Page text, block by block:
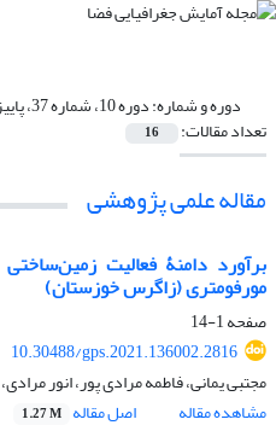
دوره و شماره:دوره 10، شماره 37، پاییز 1399، صفحه 1-258
تعداد مقالات: 16
مقاله علمی پژوهشی
برآورد دامنۀ فعالیت
مورفومتری (زاگرس خوزستان)
صفحه1-14
10.30488/gps.2021.136002.2816
مجتبی یمانی، فاطمه مرادی پور، انور
مشاهده مقاله
اصل مقاله 1.27 M